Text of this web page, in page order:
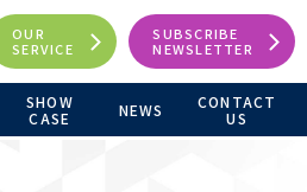
OUR
SERVICE
SUBSCRIBE
NEWSLETTER
SHOW
CASE
NEWS
CONTACT
US